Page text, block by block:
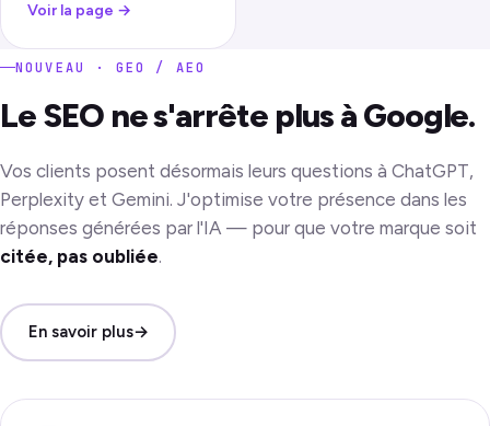
Voir la page →
NOUVEAU · GEO / AEO
Le SEO ne s'arrête plus à Google.
Vos clients posent désormais leurs questions à ChatGPT,
Perplexity et Gemini. J'optimise votre présence dans les
réponses générées par l'IA — pour que votre marque soit
citée, pas oubliée.
En savoir plus→